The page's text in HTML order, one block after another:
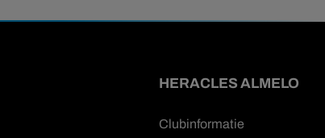
HERACLES ALMELO
Clubinformatie